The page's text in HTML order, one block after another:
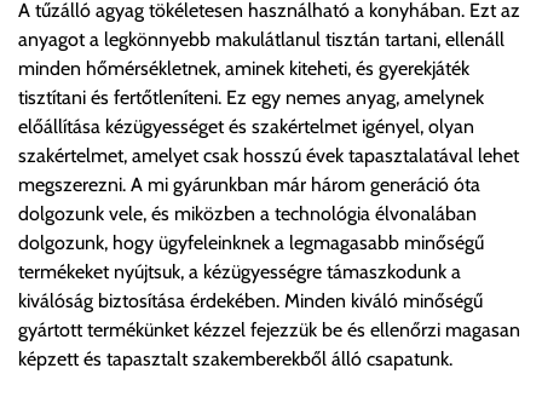
Cím:1133 Budapest, Váci út 100.
Szállítási díjak:
Az oldalunkon rendelés esetén, amennyiben szállítást is kér,
úgy esetenként több lehetőséget ajánl fel a program. Kérjük, a
vásárolt árú figyelembevételével az önnek megfelelő szállítási
költséget válassza ki.
Amennyiben nem biztos választásában, vagy a program
automatikusan nem ajánl fel szállítási költséget, úgy válassza
a 0.- forintos szállítást, kollégáink megvizsgálják a vásárolt
termék adatait, majd visszaigazolják a szállítás költségét.
A tűzálló agyag tökéletesen használható a konyhában. Ezt az
anyagot a legkönnyebb makulátlanul tisztán tartani, ellenáll
minden hőmérsékletnek, aminek kiteheti, és gyerekjáték
tisztítani és fertőtleníteni. Ez egy nemes anyag, amelynek
előállítása kézügyességet és szakértelmet igényel, olyan
szakértelmet, amelyet csak hosszú évek tapasztalatával lehet
megszerezni. A mi gyárunkban már három generáció óta
dolgozunk vele, és miközben a technológia élvonalában
dolgozunk, hogy ügyfeleinknek a legmagasabb minőségű
termékeket nyújtsuk, a kézügyességre támaszkodunk a
kiválóság biztosítása érdekében. Minden kiváló minőségű
gyártott termékünket kézzel fejezzük be és ellenőrzi magasan
képzett és tapasztalt szakemberekből álló csapatunk.